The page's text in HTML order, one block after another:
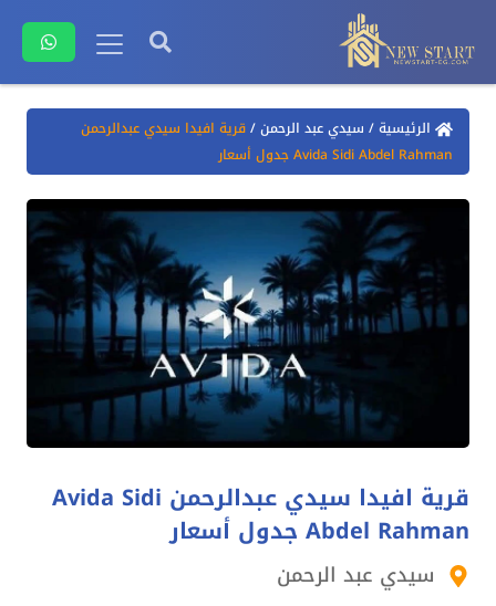
الرئيسية/ سيدي عبد الرحمن/قرية افيدا سيدي عبدالرحمن
Avida Sidi Abdel Rahman جدول أسعار
قرية افيدا سيدي عبدالرحمن Avida Sidi
Abdel Rahman جدول أسعار
سيدي عبد الرحمن